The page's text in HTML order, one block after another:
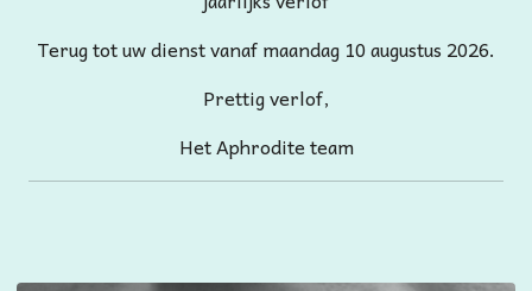
Terug tot uw dienst vanaf maandag 10 augustus 2026.
Prettig verlof,
Het Aphrodite team